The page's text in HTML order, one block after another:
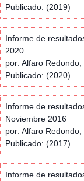
Publicado: (2019)
Informe de
2020
por: Alfaro Redondo,
Publicado: (2020)
Informe de
Noviembre 2016
por: Alfaro Redondo,
Publicado: (2017)
Informe de